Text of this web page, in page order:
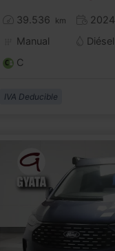
39.536 km
2024
Manual
Diésel
C
IVA Deducible